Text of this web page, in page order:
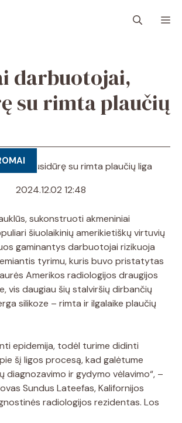
darbuotojai,
su rimta plaučių
2024.12.02 12:48
sukonstruoti akmeniniai
šiuolaikinių amerikietiškų virtuvių
gaminantys darbuotojai rizikuoja
tyrimu, kuris buvo pristatytas
Amerikos radiologijos draugijos
vis daugiau šių stalviršių dirbančių
silikoze – rimta ir ilgalaike plaučių
epidemija, todėl turime didinti
šį ligos procesą, kad galėtume
diagnozavimo ir gydymo vėlavimo“, –
Sundus Lateefas, Kalifornijos
radiologijos rezidentas. Los